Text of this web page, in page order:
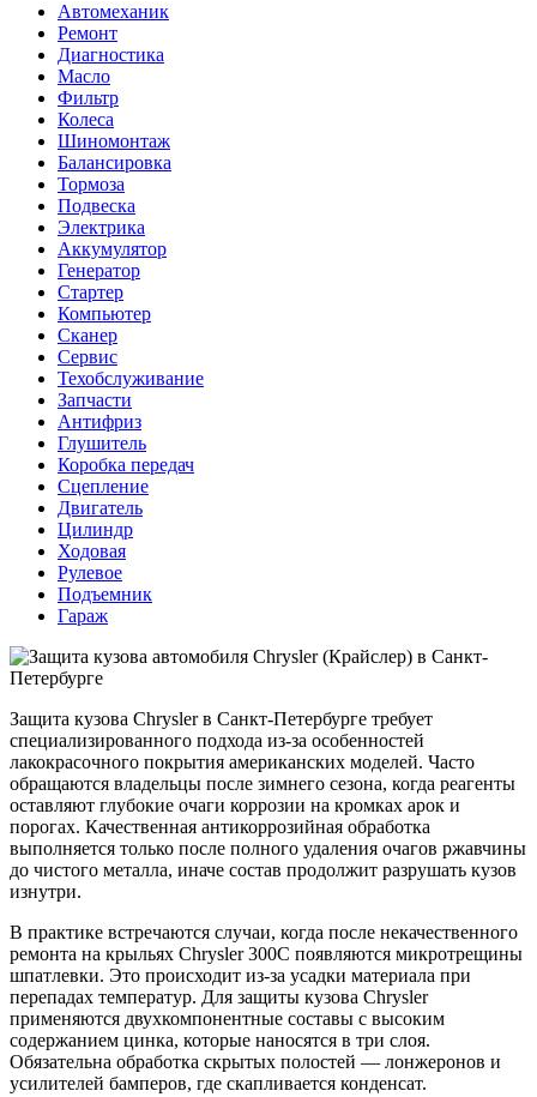
Автомеханик
Ремонт
Диагностика
Масло
Фильтр
Колеса
Шиномонтаж
Балансировка
Тормоза
Подвеска
Электрика
Аккумулятор
Генератор
Стартер
Компьютер
Сканер
Сервис
Техобслуживание
Запчасти
Антифриз
Глушитель
Коробка передач
Сцепление
Двигатель
Цилиндр
Ходовая
Рулевое
Подъемник
Гараж
Защита кузова Chrysler в Санкт-Петербурге требует
специализированного подхода из-за особенностей
лакокрасочного покрытия американских моделей. Часто
обращаются владельцы после зимнего сезона, когда реагенты
оставляют глубокие очаги коррозии на кромках арок и
порогах. Качественная антикоррозийная обработка
выполняется только после полного удаления очагов ржавчины
до чистого металла, иначе состав продолжит разрушать кузов
изнутри.
В практике встречаются случаи, когда после некачественного
ремонта на крыльях Chrysler 300C появляются микротрещины
шпатлевки. Это происходит из-за усадки материала при
перепадах температур. Для защиты кузова Chrysler
применяются двухкомпонентные составы с высоким
содержанием цинка, которые наносятся в три слоя.
Обязательна обработка скрытых полостей — лонжеронов и
усилителей бамперов, где скапливается конденсат.